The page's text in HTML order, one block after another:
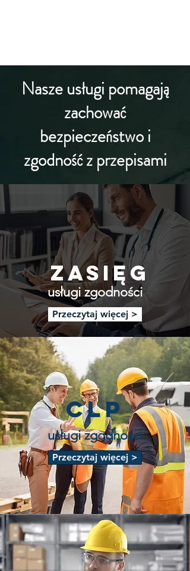
Nasze usługi pomagają
zachować
bezpieczeństwo i
zgodność z przepisami
ZASIĘG
usługi zgodności
Przeczytaj więcej >
CLP
usługi zgodności
Przeczytaj więcej >